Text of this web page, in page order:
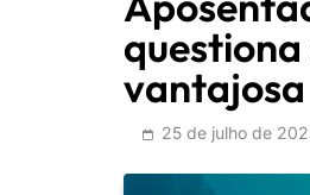
vantajosa
25 de julho de